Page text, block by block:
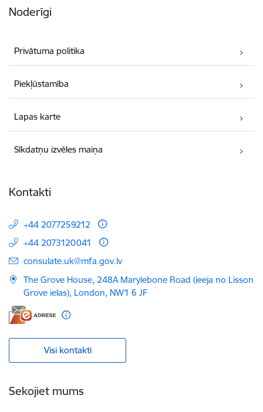
Noderīgi
Privātuma politika
Piekļūstamība
Lapas karte
Sīkdatņu izvēles maiņa
Kontakti
+44 2077259212
+44 2073120041
E-pasts:
consulate.uk@mfa.gov.lv
The Grove House, 248A Marylebone Road (ieeja no Lisson
Grove ielas), London, NW1 6 JF
Visi kontakti
Sekojiet mums